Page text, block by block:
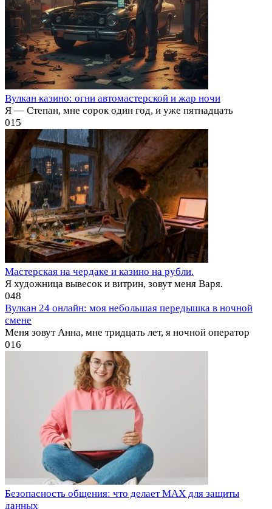
Вулкан казино: огни автомастерской и жар ночи
Я — Степан, мне сорок один год, и уже пятнадцать
015
Мастерская на чердаке и казино на рубли.
Я художница вывесок и витрин, зовут меня Варя.
048
Вулкан 24 онлайн: моя небольшая передышка в ночной
смене
Меня зовут Анна, мне тридцать лет, я ночной оператор
016
Безопасность общения: что делает MAX для защиты
данных